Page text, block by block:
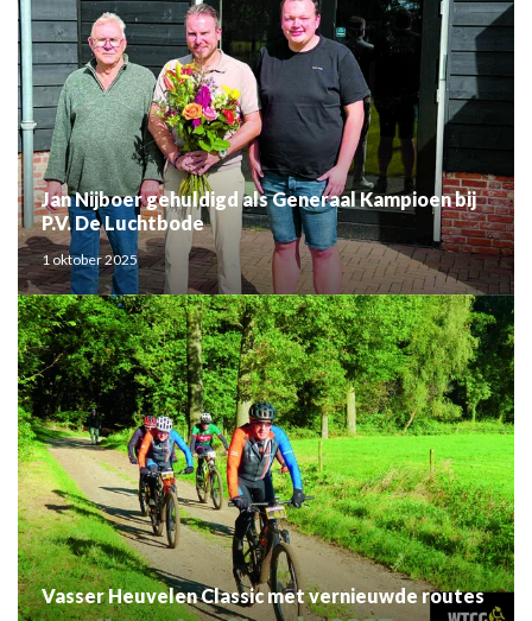
Jan Nijboer gehuldigd als Generaal Kampioen bij
P.V. De Luchtbode
1 oktober 2025
Vasser Heuvelen Classic met vernieuwde routes